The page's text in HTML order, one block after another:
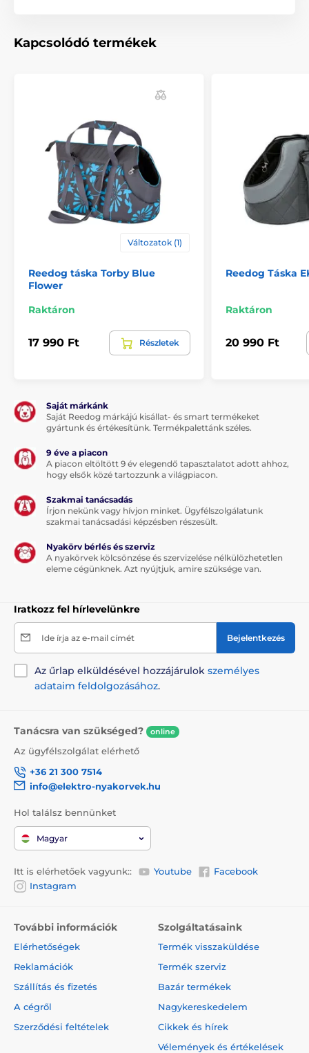
alábbi táblázatot. (*A termék kézzel varrott, ezért
előfordulhat, hogy a termék méretei, maximálisan 2 -
szép design
A termék hátrányai:
A csomag tartalma:
változhatnak. A képek csak illusztrációk.
A termék a következő kategóriákba sorolt
Közepes testű kutyáknak
Kapcsolódó termékek
Változatok (1)
Reedog táska Torby Blue
Flower
Raktáron
17 990 Ft Részletek
Reedog Táska
Raktáron
20 990 Ft
Saját márkánk
Saját Reedog márkájú kisállat- és smart termékeket
gyártunk és értékesítünk. Termékpalettánk széles.
9 éve a piacon
A piacon eltöltött 9 év elegendő tapasztalatot adott ahhoz,
hogy elsők közé tartozzunk a világpiacon.
Szakmai tanácsadás
Írjon nekünk vagy hívjon minket. Ügyfélszolgálatunk
szakmai tanácsadási képzésben részesült.
Nyakörv bérlés és szerviz
A nyakörvek kölcsönzése és szervizelése nélkülözhetetlen
eleme cégünknek. Azt nyújtjuk, amire szüksége van.
Iratkozz fel hírlevelünkre
Ide írja az e-mail címét Bejelentkezés
Az űrlap elküldésével hozzájárulok személyes
adataim feldolgozásához.
Tanácsra van szükséged? online
Az ügyfélszolgálat elérhető
+36 21 300 7514
info@elektro-nyakorvek.hu
Hol találsz bennünket
Magyar
Itt is elérhetőek vagyunk:: Youtube
Facebook
Instagram
További információk
Elérhetőségek
Reklamációk
Szállítás és fizetés
A cégről
Szerződési feltételek
Szolgáltatásaink
Termék visszaküldése
Termék szerviz
Bazár termékek
Nagykereskedelem
Cikkek és hírek
Vélemények és értékelések